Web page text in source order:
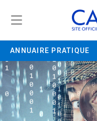
ANNUAIRE PRATIQUE